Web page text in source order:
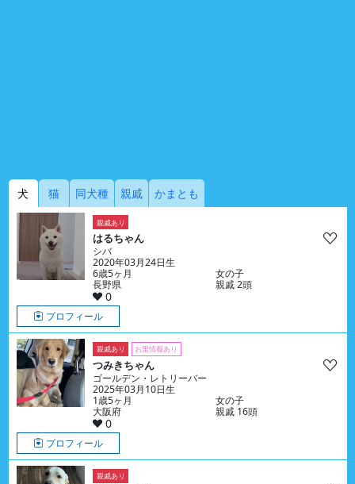
犬 猫 同犬種 親戚 かまとも
親戚あり
はるちゃん
シバ
2020年03月24日生
6歳5ヶ月
女の子
長野県
親戚 2頭
0
プロフィール
親戚あり お里情報あり
つみきちゃん
ゴールデン・レトリーバー
2025年03月10日生
1歳5ヶ月
女の子
大阪府
親戚 16頭
0
プロフィール
親戚あり